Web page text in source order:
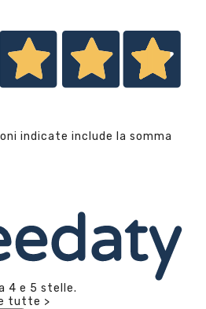
indicate include la somma
4 e 5 stelle.
tutte >